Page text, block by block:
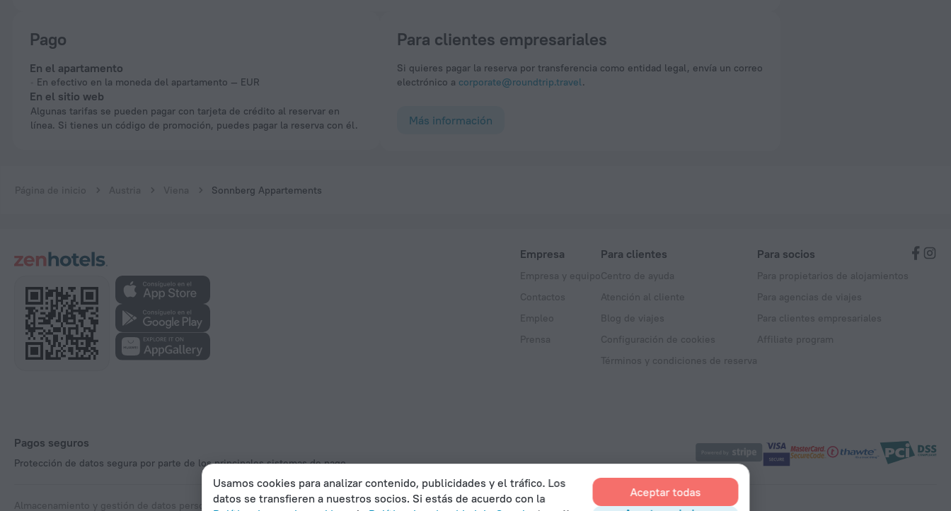
Pago
En el apartamento
En efectivo en la moneda del apartamento — EUR
En el sitio web
Algunas tarifas se pueden pagar con tarjeta de crédito al reservar en
línea. Si tienes un código de promoción, puedes pagar la reserva con él.
Para clientes empresariales
Si quieres pagar la reserva por transferencia como entidad legal, envía un correo
electrónico a corporate@roundtrip.travel.
Más información
Página de inicio Austria Viena Sonnberg Appartements
Empresa
Empresa y equipo
Contactos
Empleo
Prensa
Para clientes
Centro de ayuda
Atención al cliente
Blog de viajes
Configuración de cookies
Términos y condiciones de reserva
Para socios
Para propietarios de alojamientos
Para agencias de viajes
Para clientes empresariales
Affiliate program
Pagos seguros
Protección de datos segura por parte de los principales sistemas de pago.
Almacenamiento y gestión de datos personalesLey de Servicios Digitales
Usamos cookies para analizar contenido, publicidades y el tráfico. Los
datos se transfieren a nuestros socios. Si estás de acuerdo con la
Aceptar todas